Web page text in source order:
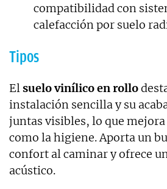
compatibilidad con
calefacción por suelo
Tipos
Elsuelo vinílico en rollo
instalación sencilla y su
juntas visibles, lo que
como la higiene. Aporta un
confort al caminar y ofrece
acústico.